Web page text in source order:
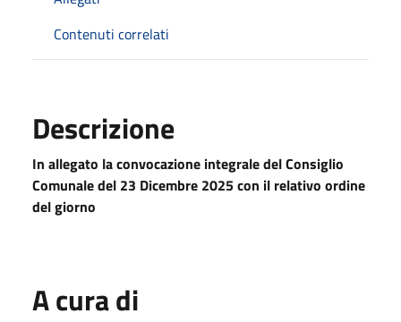
Contenuti correlati
Descrizione
In allegato la convocazione integrale del Consiglio
Comunale del 23 Dicembre 2025 con il relativo ordine
del giorno
A cura di